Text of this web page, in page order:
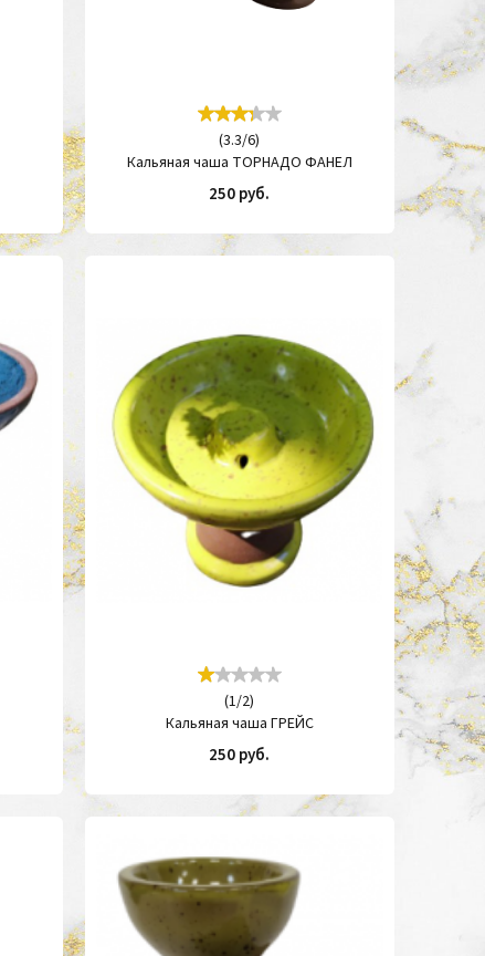
(3.3/6)
Кальяная чаша ТОРНАДО ФАНЕЛ
250 руб.
(1/2)
Кальяная чаша ГРЕЙС
250 руб.